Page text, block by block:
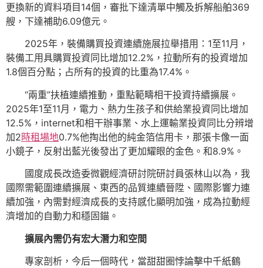
更換新的資料項目14個，審批下達清單中觸及拆解船舶369
艘，下達補助6.09億元。
2025年，裝備購買投資連續施展拉舉措用：1至11月，
裝備工用具購買投資同比增加12.2%，拉動所有的投資增加
1.8個百分點；占所有的投資的比重為17.4%。
“兩重”扶植連續推動，重點範疇相干投資持續擴展。
2025年1至11月，電力、熱力生孩子和供給業投資同比增加
12.5%，internet和相干辦事業、水上運輸業投資同比分辨增
加2時租場地0.7%他掏出他的純金箔信用卡，那張卡像一面
小鏡子，反射出藍光後發出了更加耀眼的金色。和8.9%。
國度成長改造委微觀經濟研討院研討員張林山以為，我
國際需範圍連續擴展、東西的品質連續晉陞、國際影響力連
續加強，內需對經濟成長的支持感化顯明加強，成為拉動經
濟增加的自動力和穩固錨。
擴展內需仍有宏大潛力和空間
專家剖析，今后一個時代，當甜甜圈悖論擊中千紙鶴